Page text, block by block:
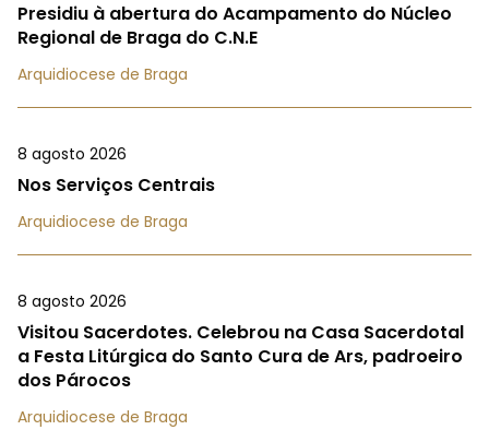
Presidiu à abertura do Acampamento do Núcleo
Regional de Braga do C.N.E
Arquidiocese de Braga
8 agosto 2026
Nos Serviços Centrais
Arquidiocese de Braga
8 agosto 2026
Visitou Sacerdotes. Celebrou na Casa Sacerdotal
a Festa Litúrgica do Santo Cura de Ars, padroeiro
dos Párocos
Arquidiocese de Braga